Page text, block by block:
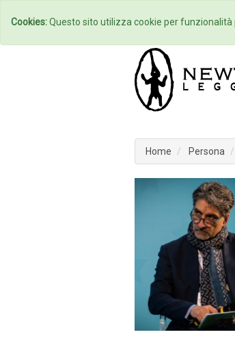
Home
Home Persona
Cookies:Questo sito utilizza cookie per funzionalità